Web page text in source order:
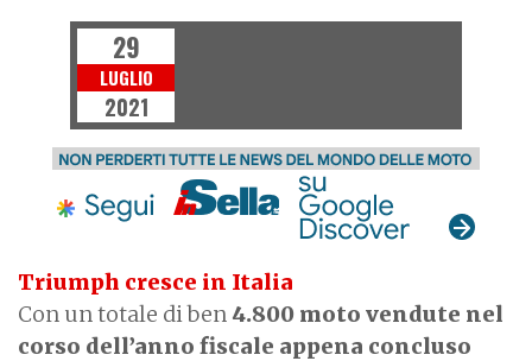
Triumph cresce in Italia
Con un totale di ben 4.800 moto vendute nel
corso dell’anno fiscale appena concluso
29
LUGLIO
2021